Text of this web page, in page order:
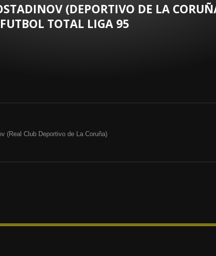
(DEPORTIVO DE LA
TOTAL LIGA 95
(Real Club Deportivo de La Coruña)